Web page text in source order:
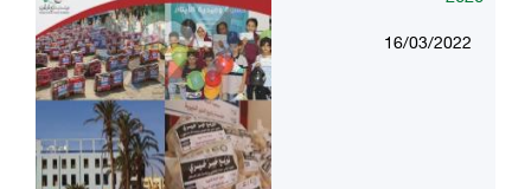
16/03/2022